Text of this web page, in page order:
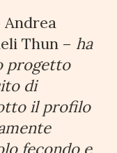
Thun – ha
progetto
di
il profilo
fecondo e